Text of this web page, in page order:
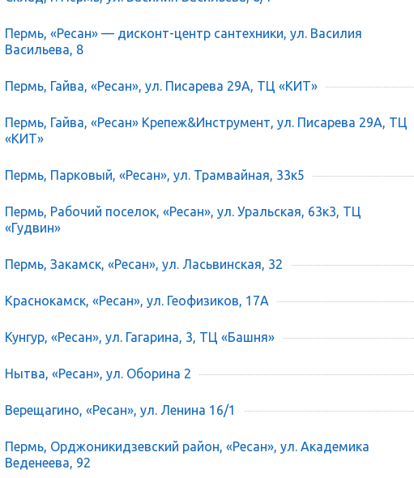
Пермь, «Ресан» — дисконт-центр сантехники, ул. Василия
Васильева, 8
Пермь, Гайва, «Ресан», ул. Писарева 29А, ТЦ «КИТ»
Пермь, Гайва, «Ресан» Крепеж&Инструмент, ул. Писарева 29А, ТЦ
«КИТ»
Пермь, Парковый, «Ресан», ул. Трамвайная, 33к5
Пермь, Рабочий поселок, «Ресан», ул. Уральская, 63к3, ТЦ
«Гудвин»
Пермь, Закамск, «Ресан», ул. Ласьвинская, 32
Краснокамск, «Ресан», ул. Геофизиков, 17А
Кунгур, «Ресан», ул. Гагарина, 3, ТЦ «Башня»
Нытва, «Ресан», ул. Оборина 2
Верещагино, «Ресан», ул. Ленина 16/1
Пермь, Орджоникидзевский район, «Ресан», ул. Академика
Веденеева, 92